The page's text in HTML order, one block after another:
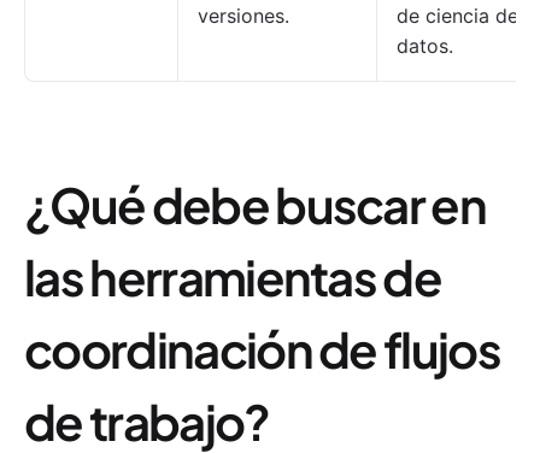
versiones.
de ciencia de
datos.
¿Qué debe buscar en
las herramientas de
coordinación de flujos
de trabajo?